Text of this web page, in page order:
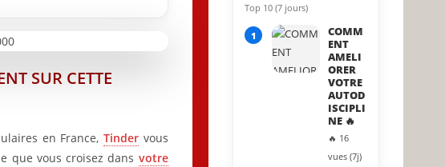
?
SUR CETTE
en France,Tinder vous
que vous croisez dans votre
6 August 2022
Top 10 (7 jours)
1
COMM
ENT
AMELI
ORER
VOTRE
AUTOD
ISCIPLI
NE 🔥
🔥 16
vues (7j)